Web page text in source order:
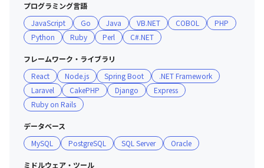
■ 社内の雰囲気／現場体制
・オンライン上でのコミュニケーションが活発です！業務
上の重要な話題は「相手への思いやりと、スピーディーな
行動」に、カジュアルな話題は「誰でも気軽に」を意識し
ています。
・社員が主体となって、月１回の懇親会や技術勉強会など
を開催しております。それぞれの業務に集中しながらも、
社内では自発的なコミュニケーションの場が沢山ありま
す。
・社員が異なる環境で活躍しているので、それぞれの経験
をシェアする場があります。
プログラミング言語
JavaScript
Go Java VB.NET COBOL
PHP
Python
Ruby Perl C#.NET
フレームワーク・ライブラリ
React
Node.js Spring Boot
.NET Framework
Laravel
CakePHP Django
Express
Ruby on Rails
データベース
MySQL
PostgreSQL SQL Server Oracle
ミドルウェア・ツール